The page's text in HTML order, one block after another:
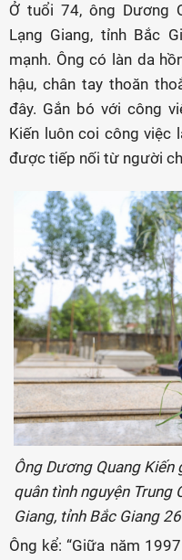
Ở tuổi 74, ông Dương
Lạng Giang, tỉnh Bắc
mạnh. Ông có làn da
hậu, chân tay thoăn
đây. Gắn bó với công
Kiến luôn coi công việc
được tiếp nối từ người
Ông Dương Quang
quân tình nguyện Trung
Giang, tỉnh Bắc Giang
Ông kể: “Giữa năm